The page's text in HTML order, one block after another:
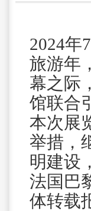
2024年
旅游年
幕之际
馆联合
本次展
举措，
明建设
法国巴
体转载